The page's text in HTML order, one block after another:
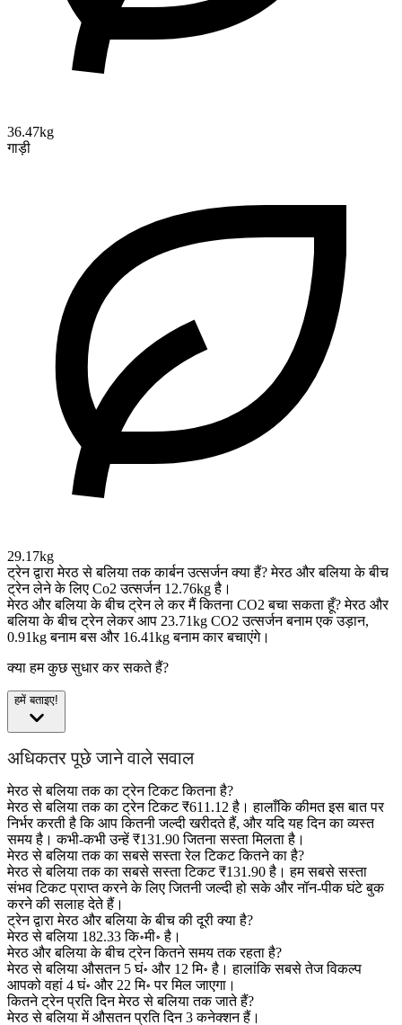
36.47kg
गाड़ी
29.17kg
ट्रेन द्वारा मेरठ से बलिया तक कार्बन उत्सर्जन क्या हैं? मेरठ और बलिया के बीच
ट्रेन लेने के लिए Co2 उत्सर्जन 12.76kg है।
मेरठ और बलिया के बीच ट्रेन ले कर मैं कितना CO2 बचा सकता हूँ? मेरठ और
बलिया के बीच ट्रेन लेकर आप 23.71kg CO2 उत्सर्जन बनाम एक उड़ान,
0.91kg बनाम बस और 16.41kg बनाम कार बचाएंगे।
क्या हम कुछ सुधार कर सकते हैं?
हमें बताइए!
अधिकतर पूछे जाने वाले सवाल
मेरठ से बलिया तक का ट्रेन टिकट कितना है?
मेरठ से बलिया तक का ट्रेन टिकट ₹611.12 है। हालाँकि कीमत इस बात पर
निर्भर करती है कि आप कितनी जल्दी खरीदते हैं, और यदि यह दिन का व्यस्त
समय है। कभी-कभी उन्हें ₹131.90 जितना सस्ता मिलता है।
मेरठ से बलिया तक का सबसे सस्ता रेल टिकट कितने का है?
मेरठ से बलिया तक का सबसे सस्ता टिकट ₹131.90 है। हम सबसे सस्ता
संभव टिकट प्राप्त करने के लिए जितनी जल्दी हो सके और नॉन-पीक घंटे बुक
करने की सलाह देते हैं।
ट्रेन द्वारा मेरठ और बलिया के बीच की दूरी क्या है?
मेरठ से बलिया 182.33 कि॰मी॰ है।
मेरठ और बलिया के बीच ट्रेन कितने समय तक रहता है?
मेरठ से बलिया औसतन 5 घं॰ और 12 मि॰ है। हालांकि सबसे तेज विकल्प
आपको वहां 4 घं॰ और 22 मि॰ पर मिल जाएगा।
कितने ट्रेन प्रति दिन मेरठ से बलिया तक जाते हैं?
मेरठ से बलिया में औसतन प्रति दिन 3 कनेक्शन हैं।